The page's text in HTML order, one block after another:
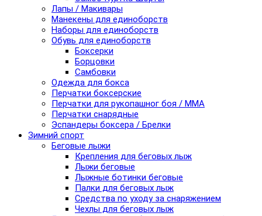
Лапы / Макивары
Манекены для единоборств
Наборы для единоборств
Обувь для единоборств
Боксерки
Борцовки
Самбовки
Одежда для бокса
Перчатки боксерские
Перчатки для рукопашног боя / ММА
Перчатки снарядные
Эспандеры боксера / Брелки
Зимний спорт
Беговые лыжи
Крепления для беговых лыж
Лыжи беговые
Лыжные ботинки беговые
Палки для беговых лыж
Средства по уходу за снаряжением
Чехлы для беговых лыж